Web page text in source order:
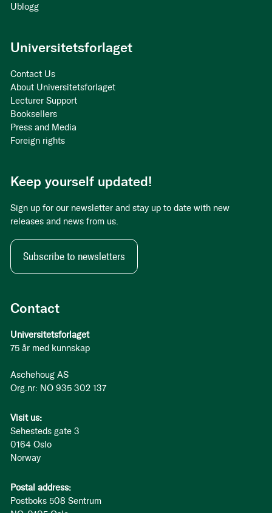
Contact
Universitetsforlaget
75 år med kunnskap
Aschehoug AS
Org.nr: NO 935 302 137
Visit us:
Sehesteds gate 3
0164 Oslo
Norway
Postal address:
Postboks 508 Sentrum
Ublogg
Universitetsforlaget
Contact Us
About Universitetsforlaget
Lecturer Support
Booksellers
Press and Media
Foreign rights
Keep yourself updated!
Sign up for our newsletter and stay up to date with new
releases and news from us.
Subscribe to newsletters